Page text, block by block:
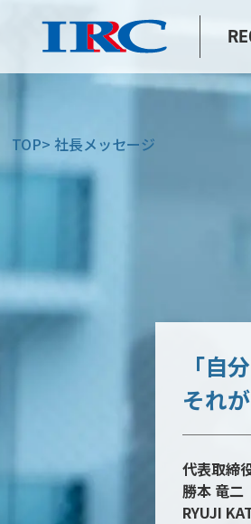
TOP 社長メッセージ
「自
それ
代表取締
勝本 竜二
RYUJI